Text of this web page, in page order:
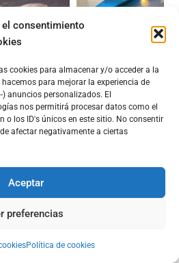
consentimiento
cookies para almacenar y/o acceder a la
para mejorar la experiencia de
anuncios personalizados. El
nos permitirá procesar datos como el
o los ID's únicos en este sitio. No consentir
afectar negativamente a ciertas
Aceptar
preferencias
Política de cookies